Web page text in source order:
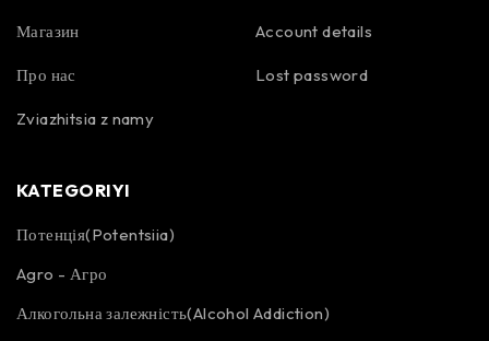
Магазин
Про нас
Zviazhitsia z namy
Account details
Lost password
KATEGORIYI
Потенція(Potentsiia)
Agro - Агро
Алкогольна залежність(Alcohol Addiction)